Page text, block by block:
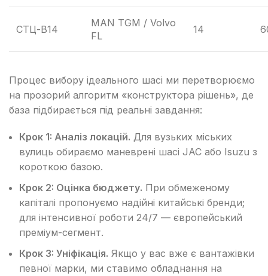
СТЦ-В14
MAN TGM / Volvo
FL
14
Процес вибору ідеального шасі ми перетворюємо
на прозорий алгоритм «конструктора рішень», де
база підбирається під реальні завдання:
Крок 1: Аналіз локацій. Для вузьких міських
вулиць обираємо маневрені шасі JAC або Isuzu з
короткою базою.
Крок 2: Оцінка бюджету. При обмеженому
капіталі пропонуємо надійні китайські бренди;
для інтенсивної роботи 24/7 — європейський
преміум-сегмент.
Крок 3: Уніфікація. Якщо у вас вже є вантажівки
певної марки, ми ставимо обладнання на